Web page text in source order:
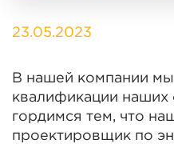
23.05.2023
В нашей компании мы
квалификации наших
гордимся тем, что
проектировщик по